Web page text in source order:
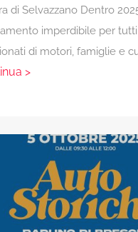
di Selvazzano Dentro
imperdibile per
di motori, famiglie e
>